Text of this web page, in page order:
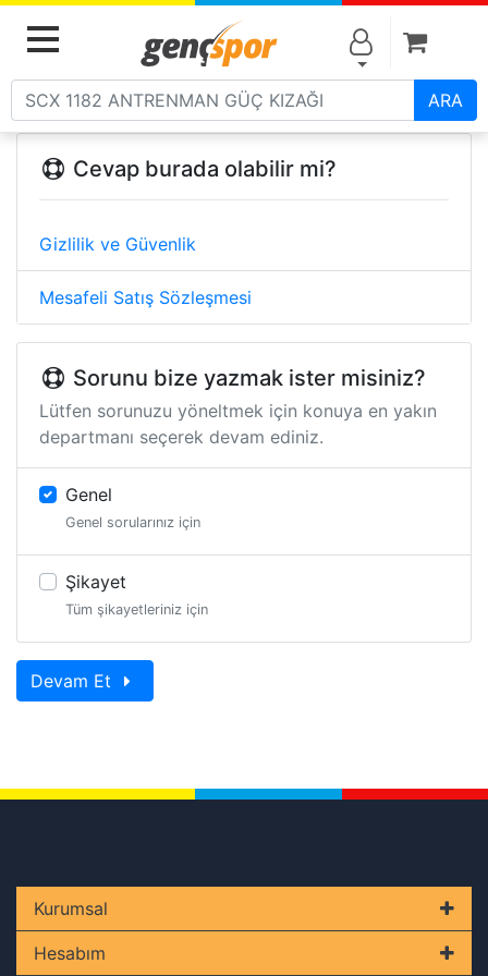
MENU
ARA
Cevap burada olabilir mi?
Gizlilik ve Güvenlik
Mesafeli Satış Sözleşmesi
Sorunu bize yazmak ister misiniz?
Lütfen sorunuzu yöneltmek için konuya en yakın
departmanı seçerek devam ediniz.
Genel
Genel sorularınız için
Şikayet
Tüm şikayetleriniz için
Devam Et
Kurumsal
Hesabım